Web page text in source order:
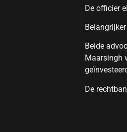
De officier
Beide
Maarsingh
De